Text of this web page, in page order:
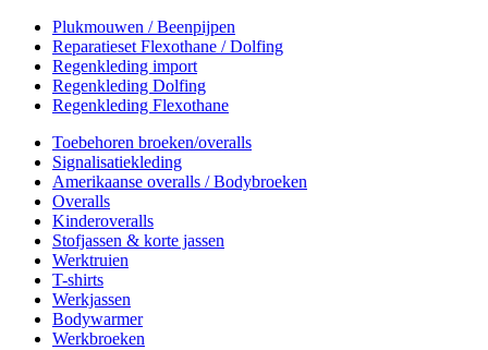
Plukmouwen / Beenpijpen
Reparatieset Flexothane / Dolfing
Regenkleding import
Regenkleding Dolfing
Regenkleding Flexothane
Toebehoren broeken/overalls
Signalisatiekleding
Amerikaanse overalls / Bodybroeken
Overalls
Kinderoveralls
Stofjassen & korte jassen
Werktruien
T-shirts
Werkjassen
Bodywarmer
Werkbroeken